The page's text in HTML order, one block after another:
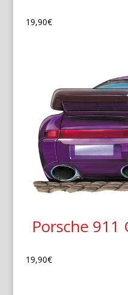
19,90€
Porsche 911
19,90€